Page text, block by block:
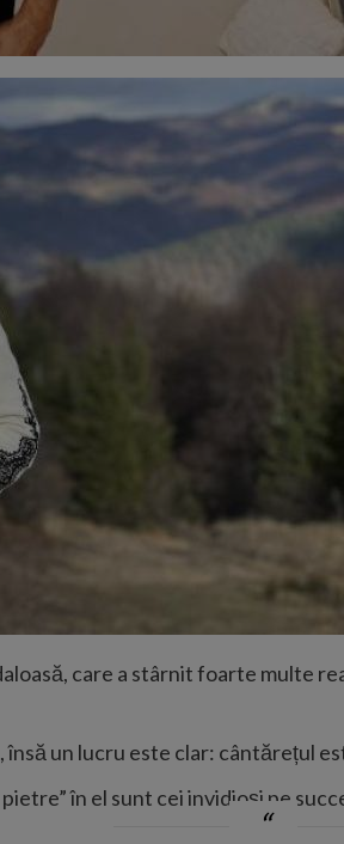
care a stârnit foarte multe
un lucru este clar: cântărețul
în el sunt cei invidioși pe